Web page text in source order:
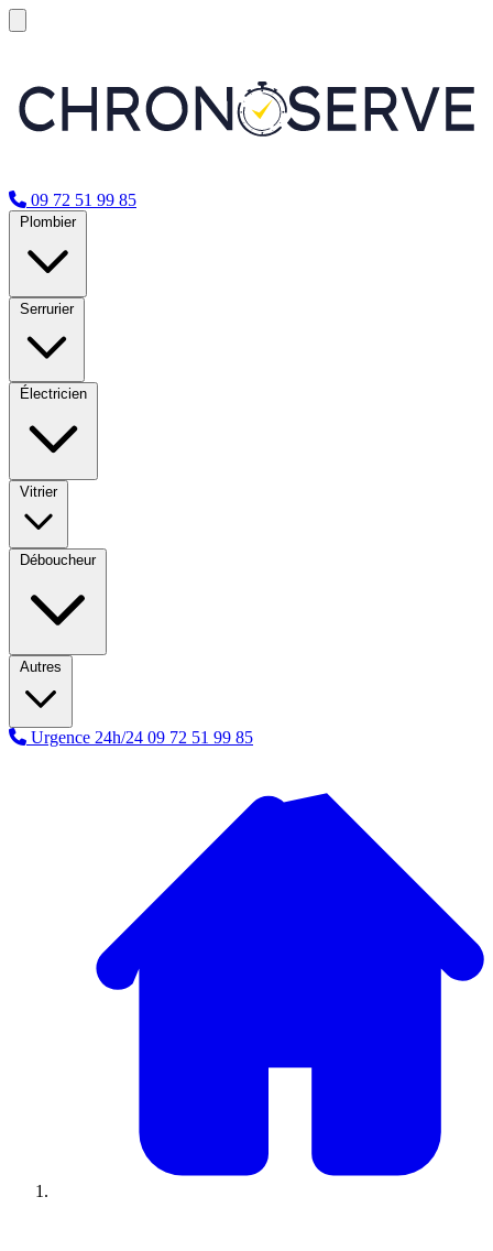
09 72 51 99 85
Plombier
Serrurier
Électricien
Vitrier
Déboucheur
Autres
Urgence 24h/24 09 72 51 99 85